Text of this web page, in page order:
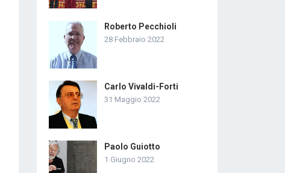
Roberto Pecchioli
28 Febbraio 2022
Carlo Vivaldi-Forti
31 Maggio 2022
Paolo Guiotto
1 Giugno 2022